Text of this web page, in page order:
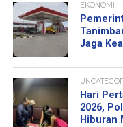
EKONOMI
Jaga
Hari
2026,
Hiburan